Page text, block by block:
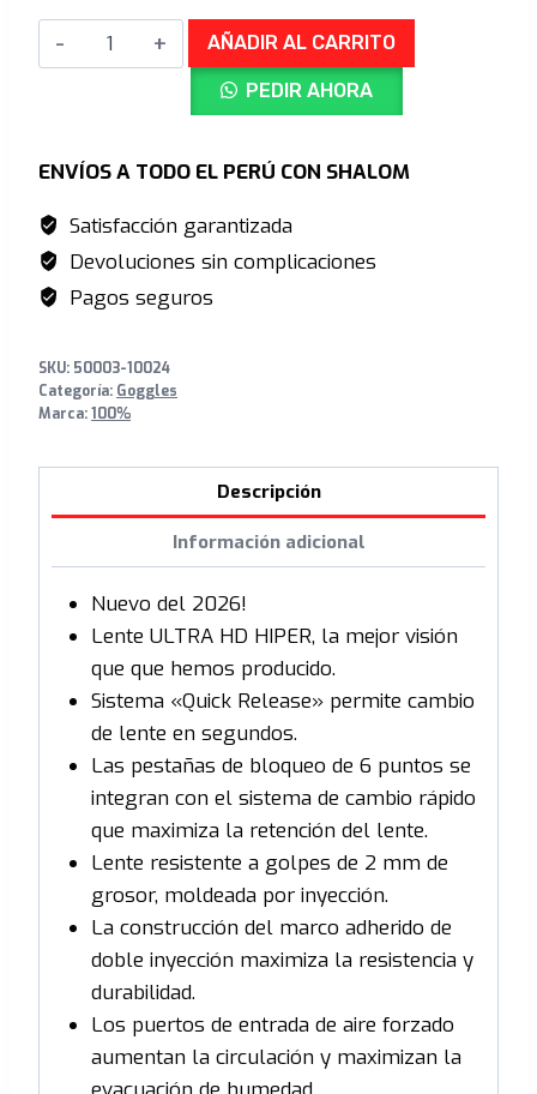
era:
S/699.00.
es:
S/510.00.
Armega
Goggle
HiPER
Mirror
Lens
cantidad
AÑADIR AL CARRITO
PEDIR AHORA
ENVÍOS A TODO EL PERÚ CON SHALOM
Satisfacción garantizada
Devoluciones sin complicaciones
Pagos seguros
SKU: 50003-10024
Categoría: Goggles
Marca:100%
Descripción
Información adicional
Nuevo del 2026!
Lente ULTRA HD HIPER, la mejor visión
que que hemos producido.
Sistema «Quick Release» permite cambio
de lente en segundos.
Las pestañas de bloqueo de 6 puntos se
integran con el sistema de cambio rápido
que maximiza la retención del lente.
Lente resistente a golpes de 2 mm de
grosor, moldeada por inyección.
La construcción del marco adherido de
doble inyección maximiza la resistencia y
durabilidad.
Los puertos de entrada de aire forzado
aumentan la circulación y maximizan la